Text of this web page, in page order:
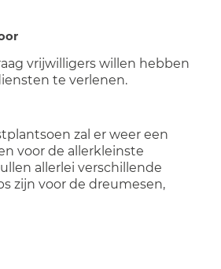
vrijwilligers willen hebben
te verlenen.
zal er weer een
voor de allerkleinste
allerlei verschillende
zijn voor de dreumesen,